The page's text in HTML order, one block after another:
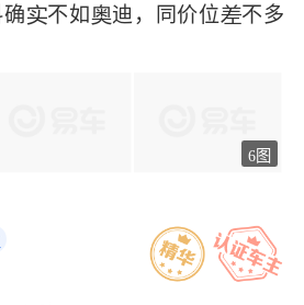
不如迪，同价位不多
6图